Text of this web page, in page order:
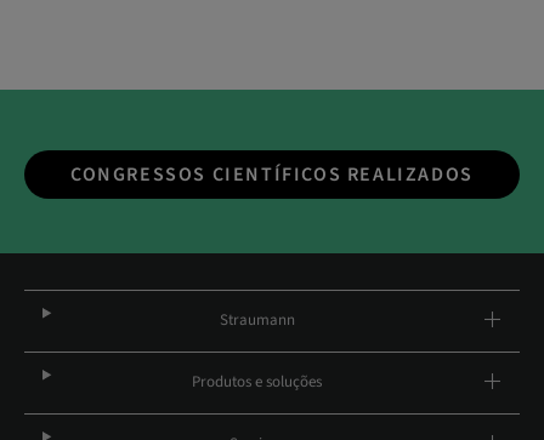
CONGRESSOS CIENTÍFICOS REALIZADOS
Straumann
Produtos e soluções